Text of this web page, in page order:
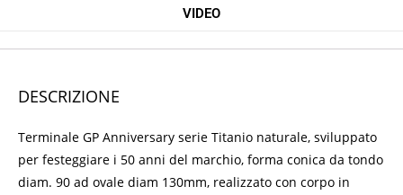
VIDEO
DESCRIZIONE
Terminale GP Anniversary serie Titanio naturale, sviluppato
per festeggiare i 50 anni del marchio, forma conica da tondo
diam. 90 ad ovale diam 130mm, realizzato con corpo in